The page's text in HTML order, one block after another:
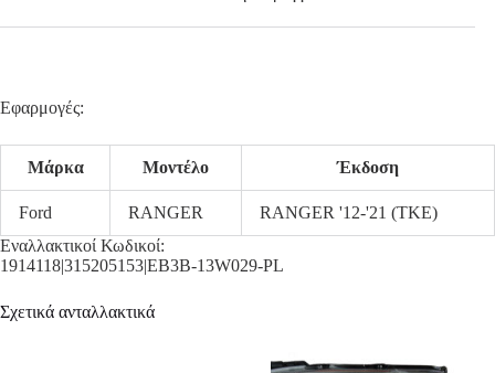
Εφαρμογές:
Μάρκα Μοντέλο Έκδοση
Ford RANGER
RANGER '12-'21 (TKE)
Εναλλακτικοί Κωδικοί:
1914118|315205153|EB3B-13W029-PL
Σχετικά ανταλλακτικά